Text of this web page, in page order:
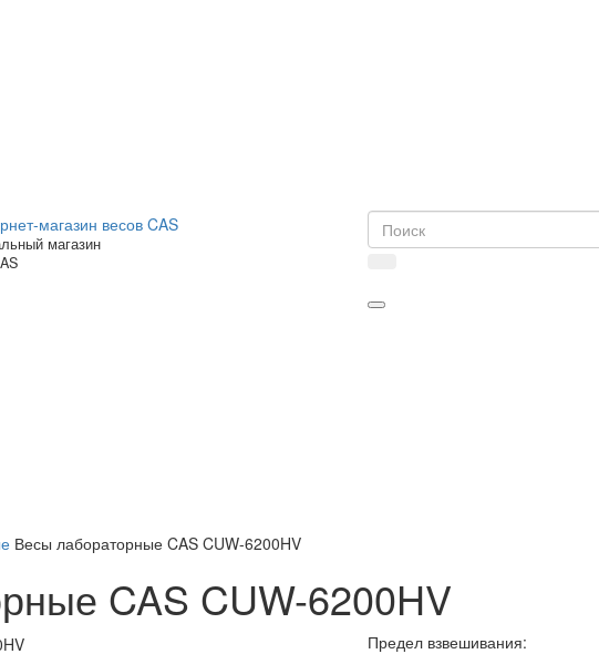
магазин
Весы лабораторные CAS CUW-6200HV
CAS CUW-6200HV
Предел взвешивания: